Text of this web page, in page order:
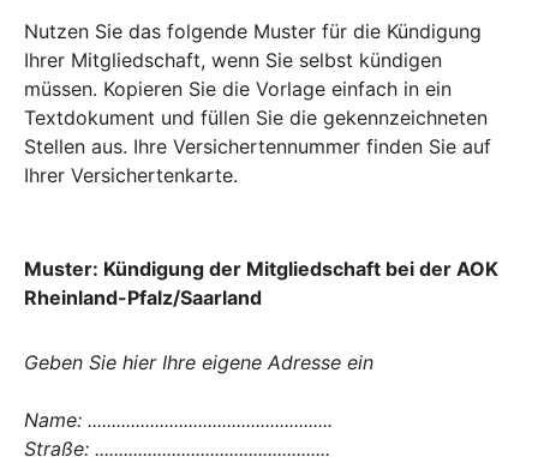
Nutzen Sie das folgende Muster für die Kündigung
Ihrer Mitgliedschaft, wenn Sie selbst kündigen
müssen. Kopieren Sie die Vorlage einfach in ein
Textdokument und füllen Sie die gekennzeichneten
Stellen aus. Ihre Versichertennummer finden Sie auf
Ihrer Versichertenkarte.
Muster: Kündigung der Mitgliedschaft bei der AOK
Rheinland-Pfalz/Saarland
Geben Sie hier Ihre eigene Adresse ein
Name: ...................................................
Straße: .................................................